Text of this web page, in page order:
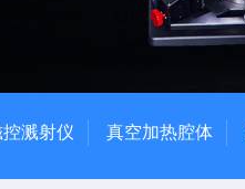
控溅射仪 真空加热腔体